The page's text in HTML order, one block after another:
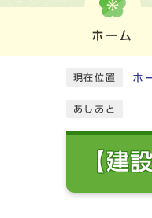
ホーム
現在位置 ホ
あしあと
【建